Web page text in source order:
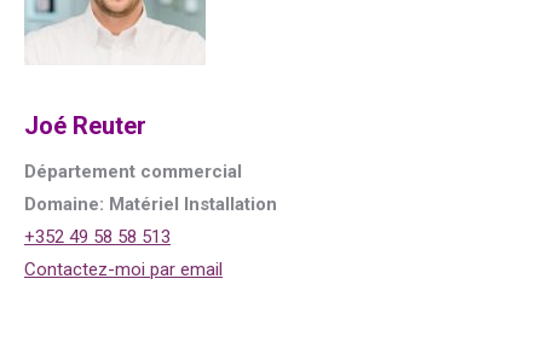
Joé Reuter
Département commercial
Domaine: Matériel Installation
+352 49 58 58 513
Contactez-moi par email